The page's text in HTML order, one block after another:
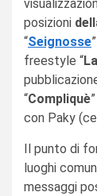
posizioni
“Seignosse
freestyle “
“Compliquè
con Paky
Il punto di
luoghi
messaggi